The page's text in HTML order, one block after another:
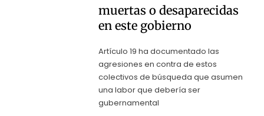
muertas o desaparecidas
en este gobierno
Artículo 19 ha documentado las
agresiones en contra de estos
colectivos de búsqueda que asumen
una labor que debería ser
gubernamental